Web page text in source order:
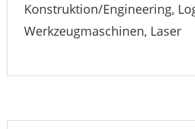
Konstruktion/Engineering,
Werkzeugmaschinen, Laser